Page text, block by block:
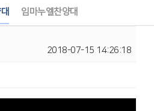
임마누엘찬양대
2018-07-15 14:26:18